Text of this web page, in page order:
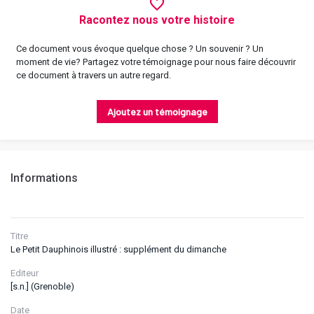
Informations
Titre
Le Petit Dauphinois illustré : supplément du dimanche
Editeur
[s.n.] (Grenoble)
Date
Racontez nous votre histoire
Ce document vous évoque quelque chose ? Un souvenir ? Un
moment de vie? Partagez votre témoignage pour nous faire découvrir
ce document à travers un autre regard.
Ajoutez un témoignage